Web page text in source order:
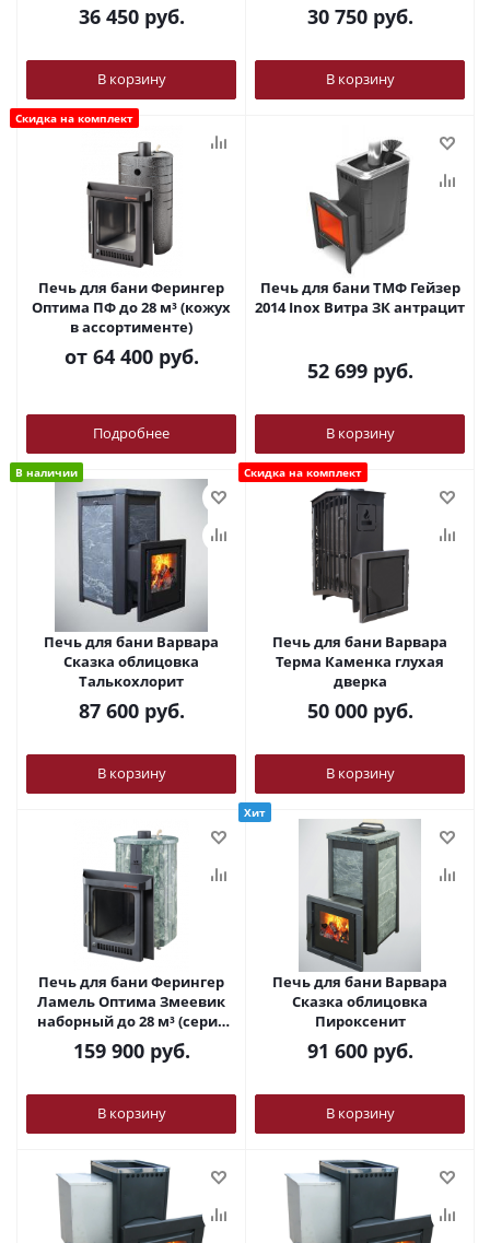
36 450руб.
В корзину
30 750руб.
В корзину
Скидка на комплект
Печь для бани Ферингер
Оптима ПФ до 28 м³ (кожух
в ассортименте)
от 64 400 руб.
Подробнее
Печь для бани ТМФ Гейзер
2014 Inox Витра ЗК антрацит
52 699руб.
В корзину
В наличии
Печь для бани Варвара
Сказка облицовка
Талькохлорит
87 600руб.
В корзину
Скидка на комплект
Печь для бани Варвара
Терма Каменка глухая
дверка
50 000руб.
В корзину
Печь для бани Ферингер
Ламель Оптима Змеевик
наборный до 28 м³ (серия
ПФ)
159 900руб.
В корзину
Хит
Печь для бани Варвара
Сказка облицовка
Пироксенит
91 600руб.
В корзину